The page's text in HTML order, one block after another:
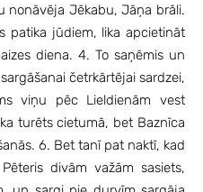
nonāvēja Jēkabu, Jāņa brāli.
patika jūdiem, lika apcietināt
diena. 4. To saņēmis un
četrkārtējai sardzei,
viņu pēc Lieldienām vest
turēts cietumā, bet Baznīca
6. Bet tanī pat naktī, kad
divām važām sasiets,